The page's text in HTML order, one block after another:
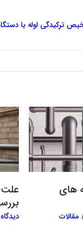
ترکیدگی لوله با
های
مقالات
علت
یکسره
کار
کردن
پمپ
آب،
بررسی
دلایل
و
رفع